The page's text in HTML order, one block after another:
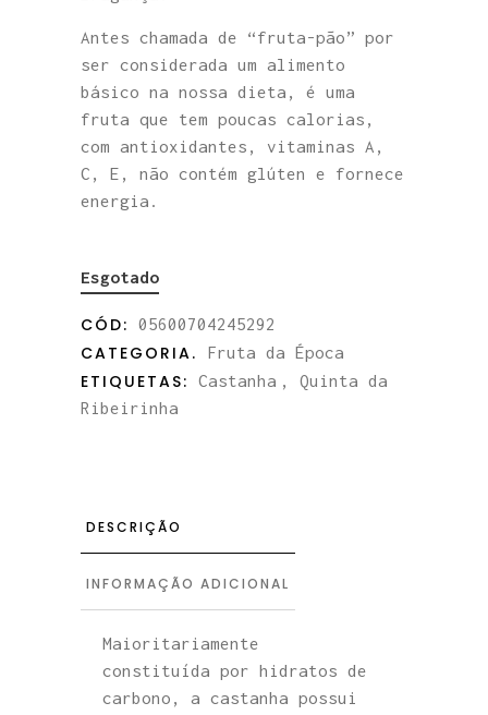
Antes chamada de “fruta-pão” por
ser considerada um alimento
básico na nossa dieta, é uma
fruta que tem poucas calorias,
com antioxidantes, vitaminas A,
C, E, não contém glúten e fornece
energia.
Esgotado
CÓD: 05600704245292
CATEGORIA. Fruta da Época
ETIQUETAS: Castanha ,
Quinta da
Ribeirinha
DESCRIÇÃO
INFORMAÇÃO ADICIONAL
Maioritariamente
constituída por hidratos de
carbono, a castanha possui